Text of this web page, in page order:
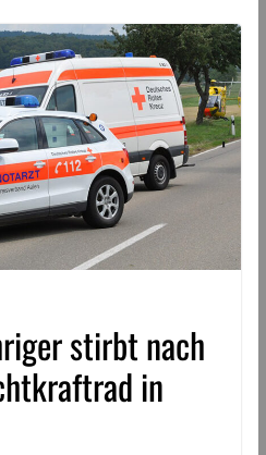
stirbt nach
in